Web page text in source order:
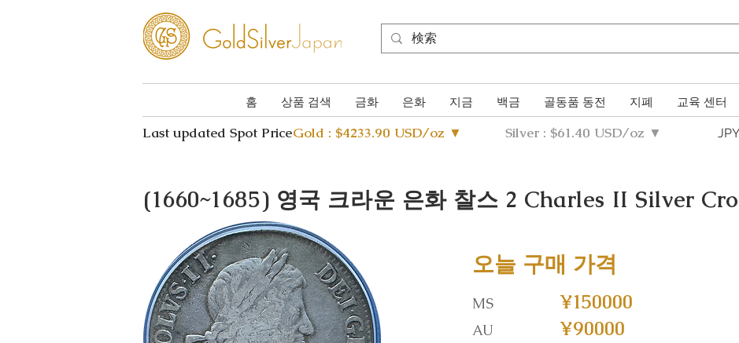
홈 상품 검색 금화 은화 지금 백금 골동품 동전 지폐 교육 센터
Last updated Spot PriceGold : $4233.90 USD/oz ▼ Silver : $61.40 USD/oz ▼
(1660~1685) 영국 크라운 은화 찰스 2 Charles II Silver
오늘 구매 가격
MS
AU
¥150000
¥90000